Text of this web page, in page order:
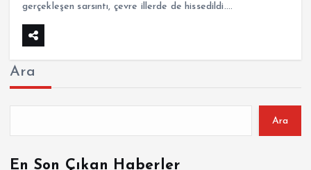
gerçekleşen sarsıntı, çevre illerde de hissedildi.…
Ara
Ara
En Son Çıkan Haberler